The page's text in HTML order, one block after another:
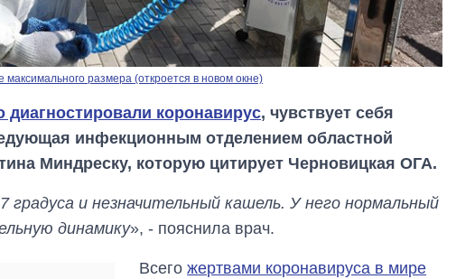
максимального размера (откроется в новом окне)
диагностировали коронавирус, чувствует себя
инфекционным отделением областной
Миндреску, которую цитирует Черновицкая ОГА.
и незначительный кашель. У него нормальный
динамику», - пояснила врач.
Всегожертвами коронавируса в мире